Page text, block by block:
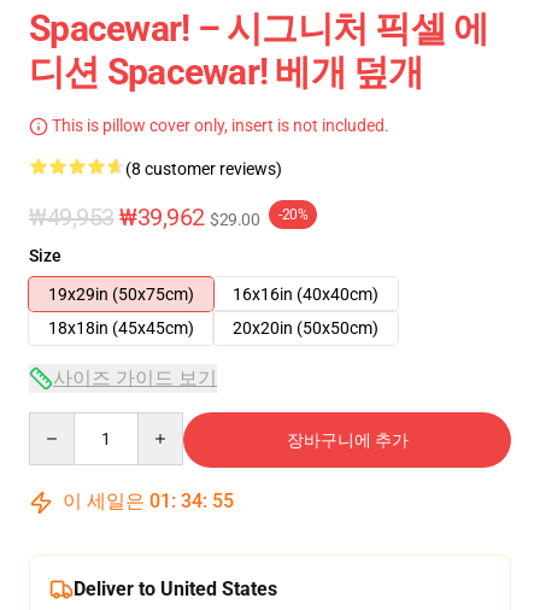
Spacewar! – 시그니처 픽셀 에
디션 Spacewar! 베개 덮개
This is pillow cover only, insert is not included.
(8 customer reviews)
₩49,953 ₩39,962 $29.00 -20%
Size
19x29in (50x75cm)
16x16in (40x40cm)
18x18in (45x45cm)
20x20in (50x50cm)
사이즈 가이드 보기
장바구니에 추가
이 세일은 01 : 34: 54
Deliver to United States